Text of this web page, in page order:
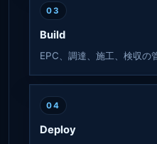
03
Build
EPC、調達、施工、検収の
04
Deploy